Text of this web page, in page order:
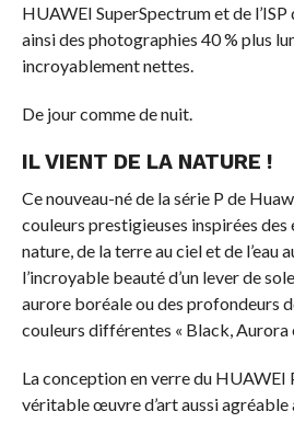
HUAWEI SuperSpectrum et de
ainsi des photographies 40 % plus
incroyablement nettes.
De jour comme de nuit.
IL VIENT DE LA NATURE !
Ce nouveau-né de la série P de
couleurs prestigieuses inspirées
nature, de la terre au ciel et de l’eau
l’incroyable beauté d’un lever de
aurore boréale ou des profondeurs
couleurs différentes « Black, Aurora
La conception en verre du HUAWEI
véritable œuvre d’art aussi agréable